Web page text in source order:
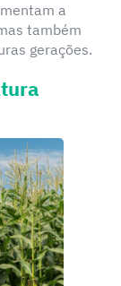
a
também
gerações.